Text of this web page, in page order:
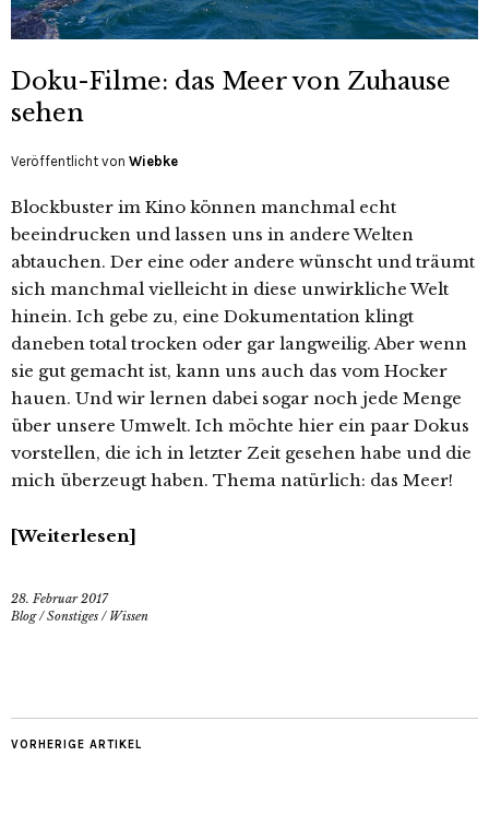
Doku-Filme: das Meer von Zuhause
sehen
Veröffentlicht von Wiebke
Blockbuster im Kino können manchmal echt
beeindrucken und lassen uns in andere Welten
abtauchen. Der eine oder andere wünscht und träumt
sich manchmal vielleicht in diese unwirkliche Welt
hinein. Ich gebe zu, eine Dokumentation klingt
daneben total trocken oder gar langweilig. Aber wenn
sie gut gemacht ist, kann uns auch das vom Hocker
hauen. Und wir lernen dabei sogar noch jede Menge
über unsere Umwelt. Ich möchte hier ein paar Dokus
vorstellen, die ich in letzter Zeit gesehen habe und die
mich überzeugt haben. Thema natürlich: das Meer!
Weiterlesen
28. Februar 2017
Blog/Sonstiges / Wissen
VORHERIGE ARTIKEL